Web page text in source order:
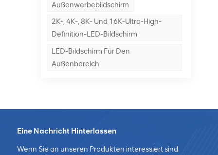
Außenwerbebildschirm
2K-, 4K-, 8K- Und 16K-Ultra-High-
Definition-LED-Bildschirm
LED-Bildschirm Für Den
Außenbereich
Eine Nachricht Hinterlassen
Wenn Sie an unseren Produkten interessiert sind